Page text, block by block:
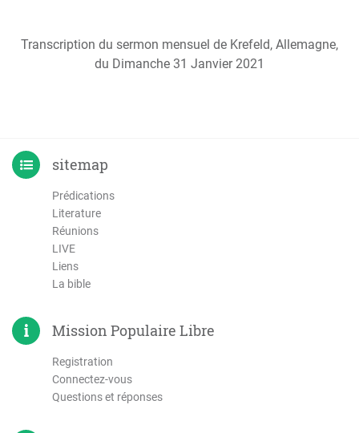
Transcription du sermon mensuel de Krefeld, Allemagne,
du Dimanche 31 Janvier 2021
sitemap
Prédications
Literature
Réunions
LIVE
Liens
La bible
Mission Populaire Libre
Registration
Connectez-vous
Questions et réponses